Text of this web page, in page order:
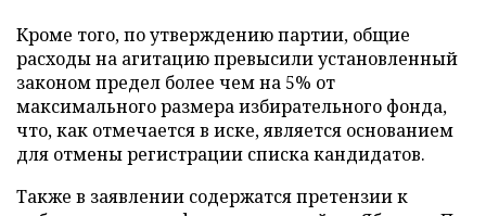
Кроме того, по утверждению партии, общие
расходы на агитацию превысили установленный
законом предел более чем на 5% от
максимального размера избирательного фонда,
что, как отмечается в иске, является основанием
для отмены регистрации списка кандидатов.
Также в заявлении содержатся претензии к